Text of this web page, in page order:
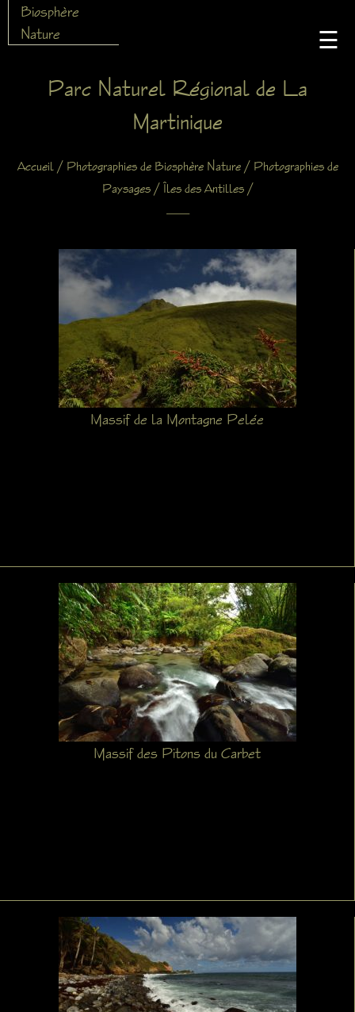
Biosphère
Nature
☰
Parc Naturel Régional de La
Martinique
Accueil/ Photographies de Biosphère Nature/ Photographies de
Paysages /Îles des Antilles /
X
Massif de la Montagne Pelée
Massif des Pitons du Carbet